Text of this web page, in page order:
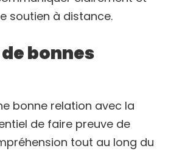
soutien à distance.
bonnes
bonne relation avec la
de faire preuve de
tout au long du